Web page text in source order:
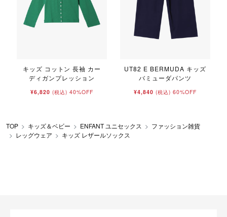
キッズ コットン 長袖 カー
ディガンプレッション
¥6,820 (税込) 40%OFF
UT82 E BERMUDA キッズ
バミューダパンツ
¥4,840 (税込) 60%OFF
TOP キッズ＆ベビー ENFANT ユニセックス
ファッション雑貨
レッグウェア
キッズ レザールソックス